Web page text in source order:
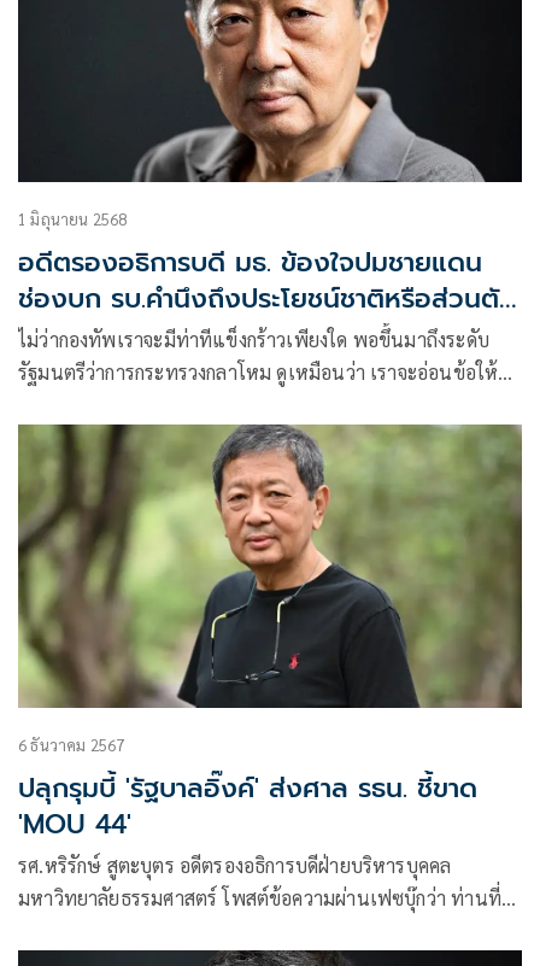
1 มิถุนายน 2568
อดีตรองอธิการบดี มธ. ข้องใจปมชายแดน
ช่องบก รบ.คำนึงถึงประโยชน์ชาติหรือส่วนตัว
กันแน่
ไม่ว่ากองทัพเราจะมีท่าทีแข็งกร้าวเพียงใด พอขึ้นมาถึงระดับ
รัฐมนตรีว่าการกระทรวงกลาโหม ดูเหมือนว่า เราจะอ่อนข้อให้
ชาติเป็นหลัก หรือคำนึงถึงผลประโยชน์ส่วนตัวเป็นหลักกันแน่
6 ธันวาคม 2567
ปลุกรุมบี้ 'รัฐบาลอิ๊งค์' ส่งศาล รธน. ชี้ขาด
'MOU 44'
รศ.หริรักษ์ สูตะบุตร อดีตรองอธิการบดีฝ่ายบริหารบุคคล
มหาวิทยาลัยธรรมศาสตร์ โพสต์ข้อความผ่านเฟซบุ๊กว่า ท่านที่ได้